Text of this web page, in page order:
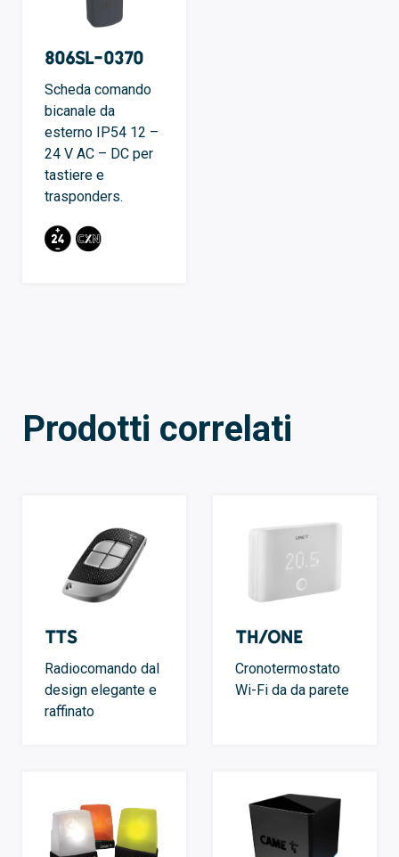
806SL-0370
Scheda comando
bicanale da
esterno IP54 12 –
24 V AC – DC per
tastiere e
trasponders.
Prodotti correlati
TTS
Radiocomando dal
design elegante e
raffinato
TH/ONE
Cronotermostato
Wi-Fi da da parete